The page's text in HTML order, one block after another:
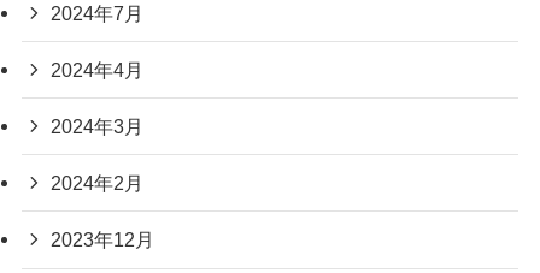
2024年7月
2024年4月
2024年3月
2024年2月
2023年12月